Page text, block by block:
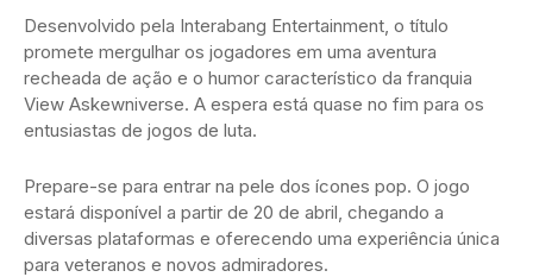
Desenvolvido pela Interabang Entertainment, o título
promete mergulhar os jogadores em uma aventura
recheada de ação e o humor característico da franquia
View Askewniverse. A espera está quase no fim para os
entusiastas de jogos de luta.
Prepare-se para entrar na pele dos ícones pop. O jogo
estará disponível a partir de 20 de abril, chegando a
diversas plataformas e oferecendo uma experiência única
para veteranos e novos admiradores.